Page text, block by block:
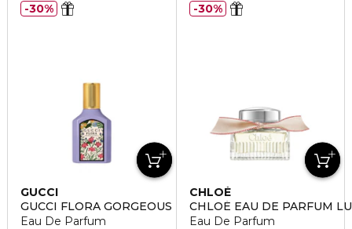
GUCCI
GUCCI FLORA GORGEOUS MAGNOLIA
Eau De Parfum
30%
CHLOÉ
CHLOÉ EAU DE PARFUM
Eau De Parfum
30%